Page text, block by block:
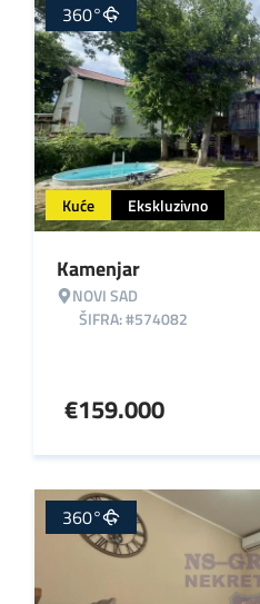
Kuće Ekskluzivno
360°
Kamenjar
NOVI SAD
ŠIFRA: #574082
€159.000
360°